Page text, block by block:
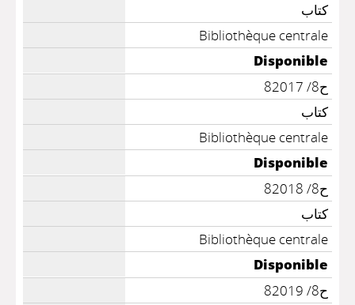
كتاب
Bibliothèque centrale
Disponible
ح8/ 82017
كتاب
Bibliothèque centrale
Disponible
ح8/ 82018
كتاب
Bibliothèque centrale
Disponible
ح8/ 82019